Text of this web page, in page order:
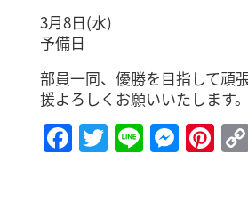
3月8日(水)
予備日
部員一同、優勝を目指して頑
援よろしくお願いいたします。
Facebook
Twitter
Line